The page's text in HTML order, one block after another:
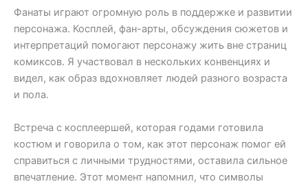
Фанаты играют огромную роль в поддержке и развитии
персонажа. Косплей, фан-арты, обсуждения сюжетов и
интерпретаций помогают персонажу жить вне страниц
комиксов. Я участвовал в нескольких конвенциях и
видел, как образ вдохновляет людей разного возраста
и пола.
Встреча с косплеершей, которая годами готовила
костюм и говорила о том, как этот персонаж помог ей
справиться с личными трудностями, оставила сильное
впечатление. Этот момент напомнил, что символы